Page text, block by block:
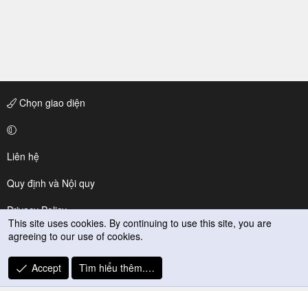
Chọn giao diện
Liên hệ
Quy định và Nội quy
Privacy Policy
Trợ giúp
R
S
This site uses cookies. By continuing to use this site, you are
agreeing to our use of cookies.
Accept Tìm hiểu thêm.…